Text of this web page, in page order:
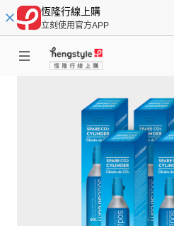
恆隆行線上購
立刻使用官方APP